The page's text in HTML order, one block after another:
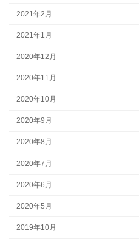
2021年2月
2021年1月
2020年12月
2020年11月
2020年10月
2020年9月
2020年8月
2020年7月
2020年6月
2020年5月
2019年10月